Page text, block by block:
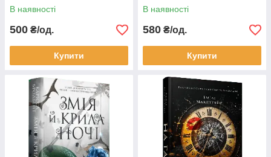
В наявності
500 ₴/од.
Купити
В наявності
580 ₴/од.
Купити